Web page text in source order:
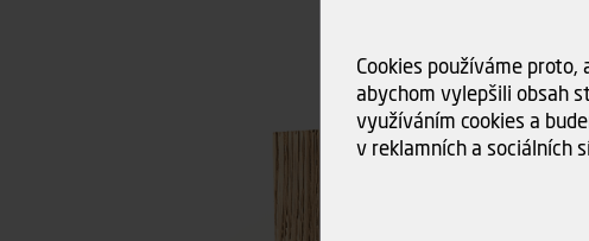
Cookies používáme
abychom vylepšili obsah
využíváním cookies a
v reklamních a sociálních